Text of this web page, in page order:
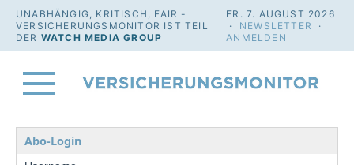
UNABHÄNGIG, KRITISCH, FAIR -
VERSICHERUNGSMONITOR IST TEIL
DER WATCH MEDIA GROUP
FR. 7. AUGUST 2026
· NEWSLETTER
·
ANMELDEN
Abo-Login